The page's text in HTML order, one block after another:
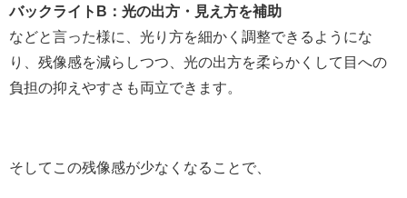
バックライトB：光の出方・見え方を補助
などと言った様に、光り方を細かく調整できるようにな
り、残像感を減らしつつ、光の出方を柔らかくして目への
負担の抑えやすさも両立できます。
そしてこの残像感が少なくなることで、